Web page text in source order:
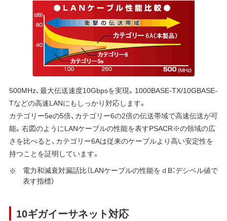
500MHz、最大伝送速度10Gbpsを実現。1000BASE-TX/10GBASE-
Tなどの高速LANにもしっかり対応します。
カテゴリー5eの5倍、カテゴリー6の2倍の伝送帯域で高速伝送が可
能。右図のようにLANケーブルの性能を表すPSACR※の領域の広
さを比べると、カテゴリー6Aは従来のケーブルより高い安定性を
持つことを証明しています。
電力和減衰対漏話比（LANケーブルの性能をｄB：デシベル値で
表す指標）
10ギガイーサネット対応